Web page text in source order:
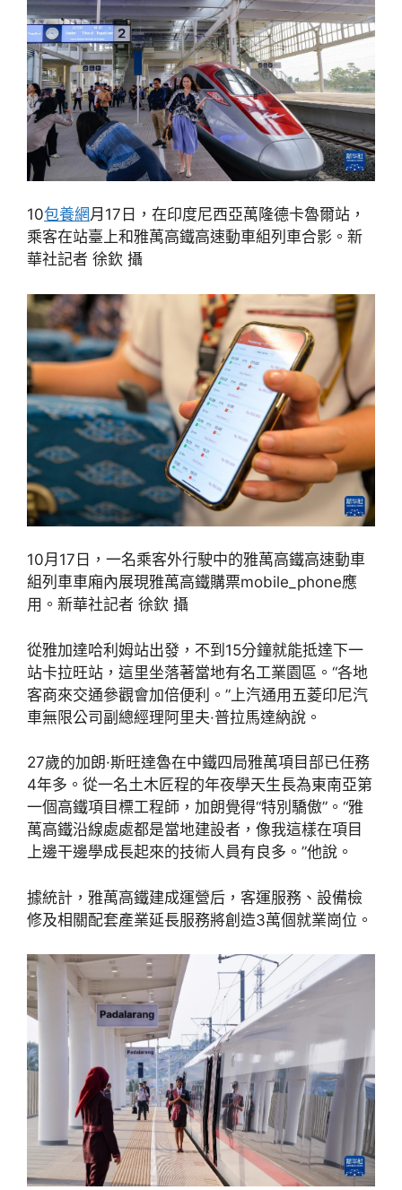
10包養網月17日，在印度尼西亞萬隆德卡魯爾站，
乘客在站臺上和雅萬高鐵高速動車組列車合影。新
華社記者 徐欽 攝
10月17日，一名乘客外行駛中的雅萬高鐵高速動車
組列車車廂內展現雅萬高鐵購票mobile_phone應
用。新華社記者 徐欽 攝
從雅加達哈利姆站出發，不到15分鐘就能抵達下一
站卡拉旺站，這里坐落著當地有名工業園區。“各地
客商來交通參觀會加倍便利。”上汽通用五菱印尼汽
車無限公司副總經理阿里夫·普拉馬達納說。
27歲的加朗·斯旺達魯在中鐵四局雅萬項目部已任務
4年多。從一名土木匠程的年夜學天生長為東南亞第
一個高鐵項目標工程師，加朗覺得“特別驕傲”。“雅
萬高鐵沿線處處都是當地建設者，像我這樣在項目
上邊干邊學成長起來的技術人員有良多。”他說。
據統計，雅萬高鐵建成運營后，客運服務、設備檢
修及相關配套產業延長服務將創造3萬個就業崗位。